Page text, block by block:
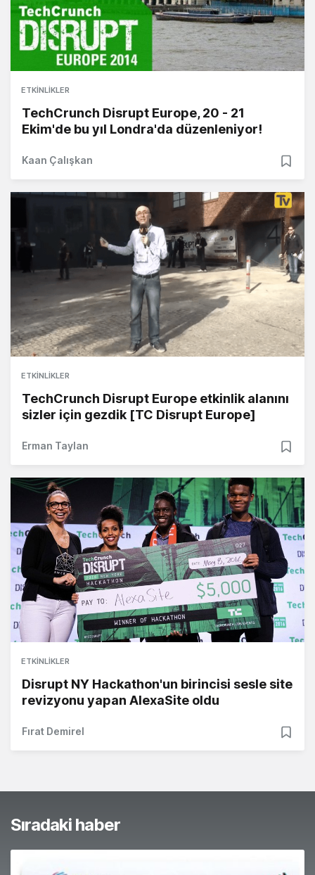
ETKINLIKLER
TechCrunch Disrupt Europe, 20 - 21
Ekim'de bu yıl Londra'da düzenleniyor!
Kaan Çalışkan
ETKINLIKLER
TechCrunch Disrupt Europe etkinlik alanını
sizler için gezdik [TC Disrupt Europe]
Erman Taylan
ETKINLIKLER
Disrupt NY Hackathon'un birincisi sesle site
revizyonu yapan AlexaSite oldu
Fırat Demirel
Sıradaki haber